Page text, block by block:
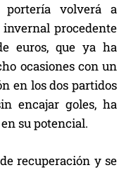
volverá a
procedente
euros, que ya ha
ocasiones con un
en los dos partidos
encajar goles, ha
su potencial.
recuperación y se